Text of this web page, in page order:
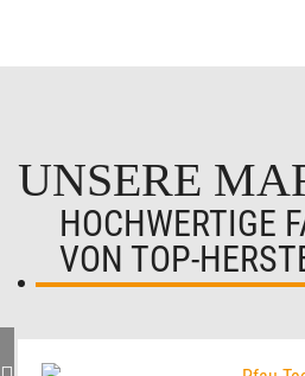
UNSERE
HOCHWERTIGE
VON TOP-